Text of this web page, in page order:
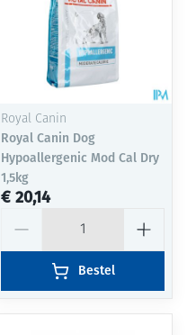
Royal Canin
Royal Canin Dog
Hypoallergenic Mod Cal Dry
1,5kg
€ 20,14
Bestel